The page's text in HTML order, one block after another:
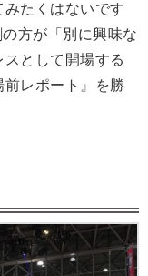
たくはないです
方が「別に興味な
として開場する
レポート』を勝